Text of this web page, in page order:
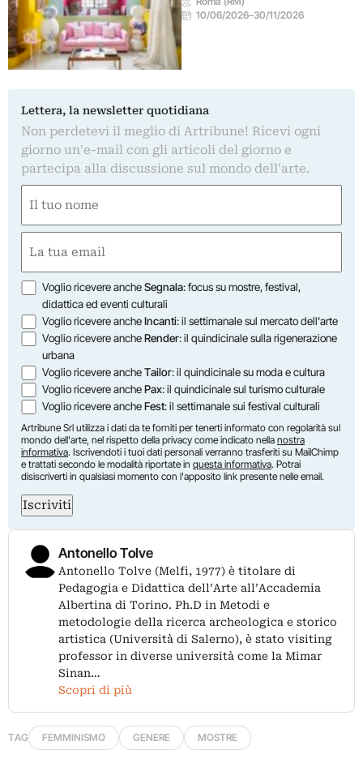
10/06/2026–30/11/2026
Lettera, la newsletter quotidiana
Non perdetevi il meglio di Artribune! Ricevi ogni
giorno un'e-mail con gli articoli del giorno e
partecipa alla discussione sul mondo dell'arte.
(Required)
First
(Required)
Opzioni
Voglio ricevere ancheSegnala: focus su mostre, festival,
didattica ed eventi culturali
Voglio ricevere ancheIncanti: il settimanale sul mercato dell'arte
Voglio ricevere ancheRender: il quindicinale sulla rigenerazione
urbana
Voglio ricevere ancheTailor: il quindicinale su moda e cultura
Voglio ricevere anchePax: il quindicinale sul turismo culturale
Voglio ricevere ancheFest: il settimanale sui festival culturali
Artribune Srl utilizza i dati da te forniti per tenerti informato con regolarità sul
mondo dell'arte, nel rispetto della privacy come indicato nella nostra
informativa. Iscrivendoti i tuoi dati personali verranno trasferiti su MailChimp
e trattati secondo le modalità riportate in questa informativa. Potrai
disiscriverti in qualsiasi momento con l'apposito link presente nelle email.
Iscriviti
Antonello Tolve
Antonello Tolve (Melfi, 1977) è titolare di
Pedagogia e Didattica dell’Arte all’Accademia
Albertina di Torino. Ph.D in Metodi e
metodologie della ricerca archeologica e storico
artistica (Università di Salerno), è stato visiting
professor in diverse università come la Mimar
Sinan…
Scopri di più
TAG FEMMINISMO GENERE MOSTRE